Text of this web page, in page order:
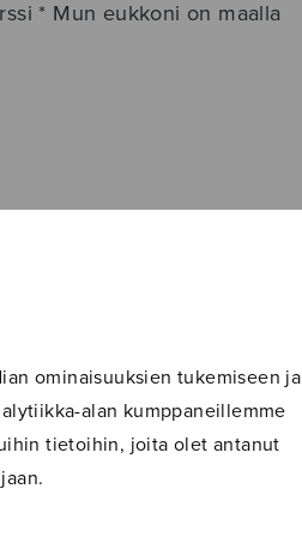
ominaisuuksien tukemiseen ja
alan kumppaneillemme
tietoihin, joita olet antanut
* Mun eukkoni on maalla